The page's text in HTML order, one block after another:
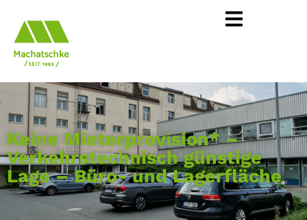
Keine Mieterprovision* –
Verkehrstechnisch günstige
Lage – Büro- und Lagerfläche